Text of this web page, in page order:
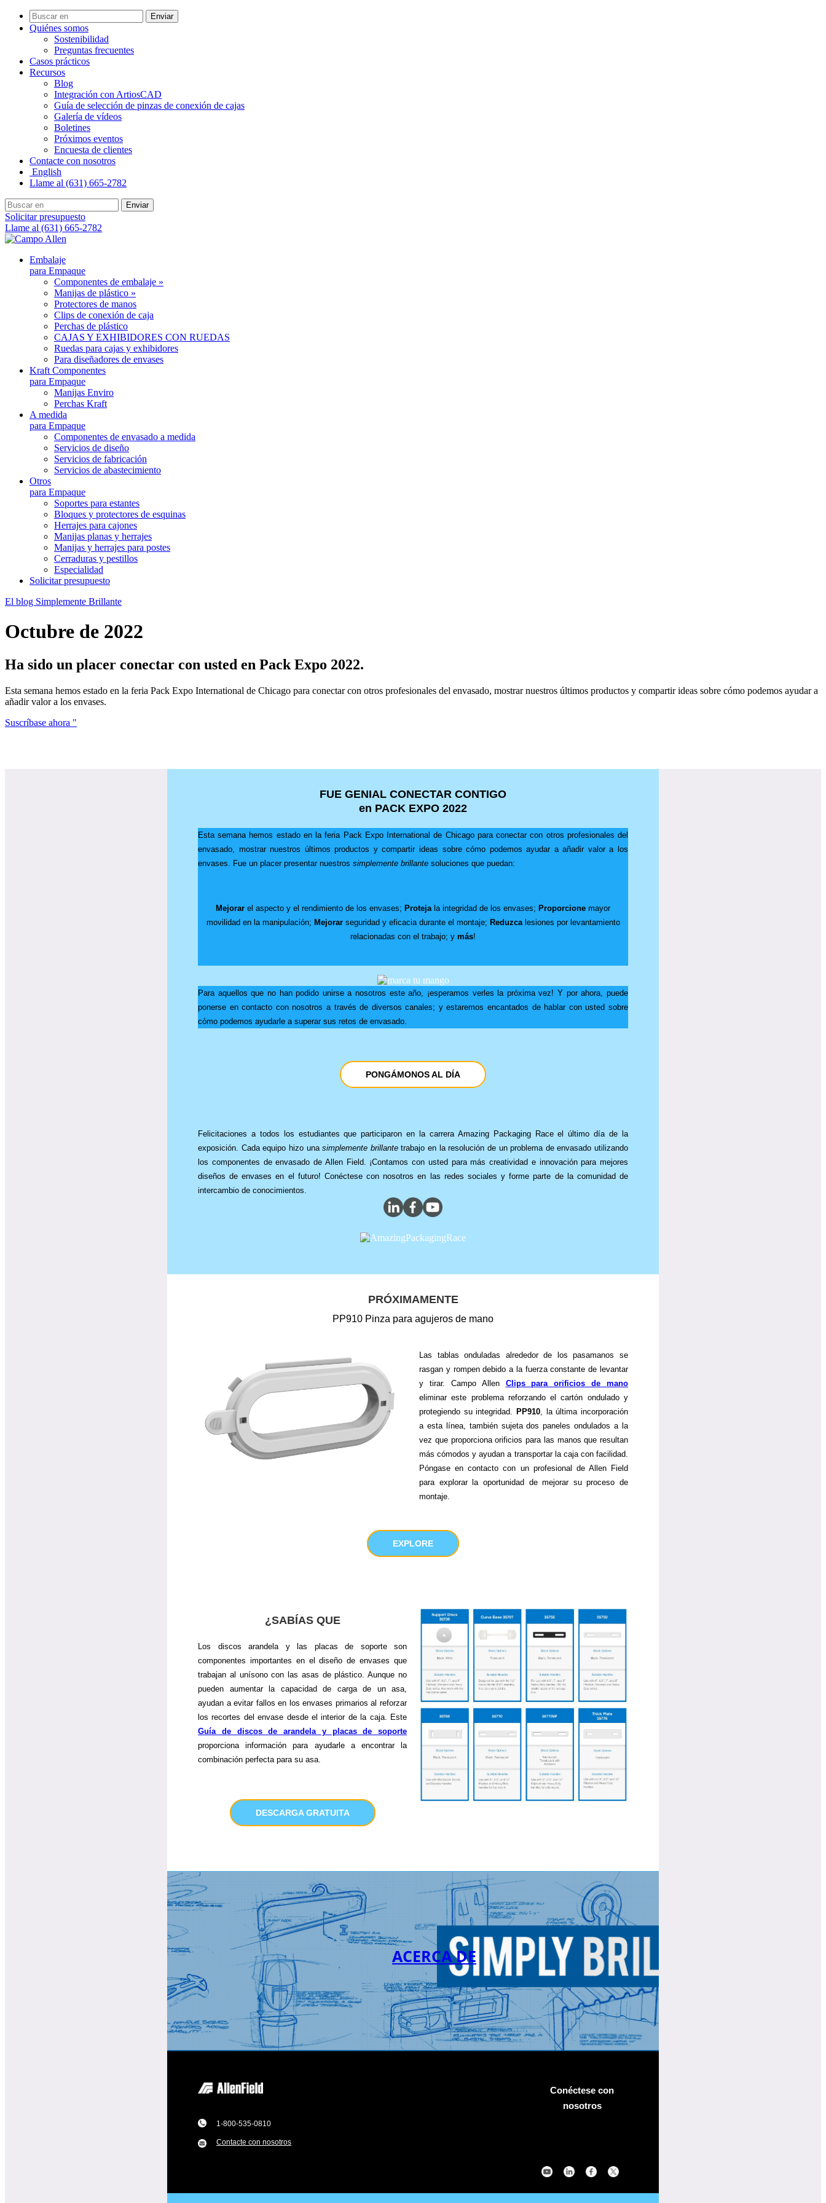
Enviar
Quiénes somos
Sostenibilidad
Preguntas frecuentes
Casos prácticos
Recursos
Blog
Integración con ArtiosCAD
Guía de selección de pinzas de conexión de cajas
Galería de vídeos
Boletines
Próximos eventos
Encuesta de clientes
Contacte con nosotros
English
Llame al (631) 665-2782
Enviar
Solicitar presupuesto
Llame al (631) 665-2782
Embalaje
para Empaque
Componentes de embalaje »
Manijas de plástico »
Protectores de manos
Clips de conexión de caja
Perchas de plástico
CAJAS Y EXHIBIDORES CON RUEDAS
Ruedas para cajas y exhibidores
Para diseñadores de envases
Kraft Componentes
para Empaque
Manijas Enviro
Perchas Kraft
A medida
para Empaque
Componentes de envasado a medida
Servicios de diseño
Servicios de fabricación
Servicios de abastecimiento
Otros
para Empaque
Soportes para estantes
Bloques y protectores de esquinas
Herrajes para cajones
Manijas planas y herrajes
Manijas y herrajes para postes
Cerraduras y pestillos
Especialidad
Solicitar presupuesto
El blog Simplemente Brillante
Octubre de 2022
Ha sido un placer conectar con usted en Pack Expo 2022.
Esta semana hemos estado en la feria Pack Expo International de Chicago para conectar con otros profesionales del envasado, mostrar nuestros últimos productos y compartir ideas sobre cómo podemos ayudar a
añadir valor a los envases.
Suscríbase ahora "
FUE GENIAL CONECTAR CONTIGO
en PACK EXPO 2022
Esta semana hemos estado en la feria Pack Expo International de Chicago para conectar con otros profesionales del
envasado, mostrar nuestros últimos productos y compartir ideas sobre cómo podemos ayudar a añadir valor a los
envases. Fue un placer presentar nuestros simplemente brillante soluciones que puedan:
Mejorar el aspecto y el rendimiento de los envases; Proteja la integridad de los envases; Proporcione mayor
movilidad en la manipulación; Mejorarseguridad y eficacia durante el montaje; Reduzcalesiones por levantamiento
relacionadas con el trabajo; y más!
Para aquellos que no han podido unirse a nosotros este año, ¡esperamos verles la próxima vez! Y por ahora, puede
ponerse en contacto con nosotros a través de diversos canales; y estaremos encantados de hablar con usted sobre
cómo podemos ayudarle a superar sus retos de envasado.
PONGÁMONOS AL DÍA
Felicitaciones a todos los estudiantes que participaron en la carrera Amazing Packaging Race el último día de la
exposición. Cada equipo hizo unasimplemente brillantetrabajo en la resolución de un problema de envasado utilizando
los componentes de envasado de Allen Field. ¡Contamos con usted para más creatividad e innovación para mejores
diseños de envases en el futuro! Conéctese con nosotros en las redes sociales y forme parte de la comunidad de
intercambio de conocimientos.
PRÓXIMAMENTE
PP910 Pinza para agujeros de mano
Las tablas onduladas alrededor de los pasamanos se
rasgan y rompen debido a la fuerza constante de levantar
y tirar. Campo Allen Clips para orificios de mano
eliminar este problema reforzando el cartón ondulado y
protegiendo su integridad.
PP910 , la última incorporación
a esta línea, también sujeta dos paneles ondulados a la
vez que proporciona orificios para las manos que resultan
más cómodos y ayudan a transportar la caja con facilidad.
Póngase en contacto con un profesional de Allen Field
para explorar la oportunidad de mejorar su proceso de
montaje.
EXPLORE
¿SABÍAS QUE
Los discos arandela y las placas de soporte son
componentes importantes en el diseño de envases que
trabajan al unísono con las asas de plástico. Aunque no
pueden aumentar la capacidad de carga de un asa,
ayudan a evitar fallos en los envases primarios al reforzar
los recortes del envase desde el interior de la caja. Este
Guía de discos de arandela y placas de soporte
proporciona información para ayudarle a encontrar la
combinación perfecta para su asa.
DESCARGA GRATUITA
ACERCA DE
1-800-535-0810
Contacte con nosotros
Conéctese con
nosotros